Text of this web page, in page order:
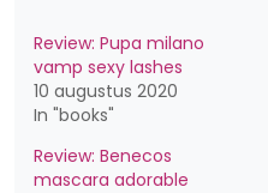
Review: Pupa milano
vamp sexy lashes
10 augustus 2020
In "books"
Review: Benecos
mascara adorable